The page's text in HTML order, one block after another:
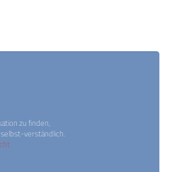
zu finden,
verständlich.